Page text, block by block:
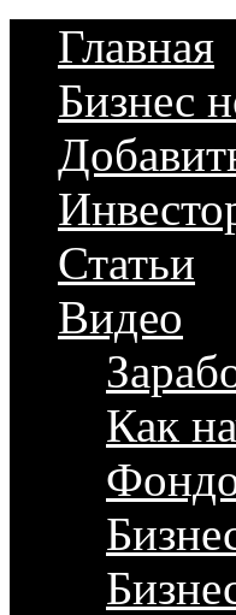
Главная
Бизнес
Статьи
Видео
Как